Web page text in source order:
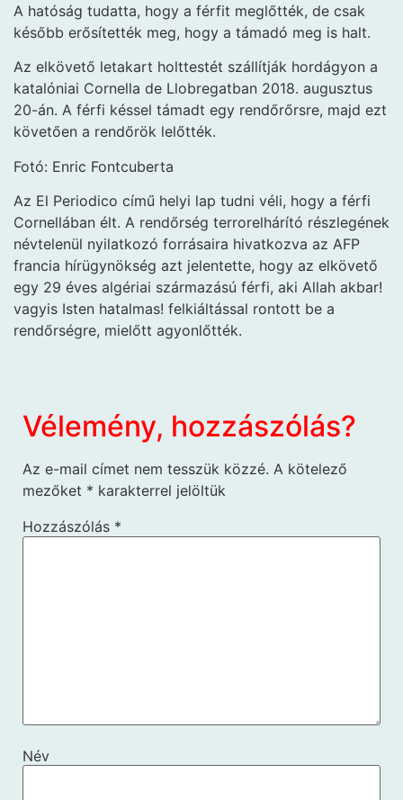
A hatóság tudatta, hogy a férfit meglőtték, de csak
később erősítették meg, hogy a támadó meg is halt.
Az elkövető letakart holttestét szállítják hordágyon a
katalóniai Cornella de Llobregatban 2018. augusztus
20-án. A férfi késsel támadt egy rendőrőrsre, majd ezt
követően a rendőrök lelőtték.
Fotó: Enric Fontcuberta
Az El Periodico című helyi lap tudni véli, hogy a férfi
Cornellában élt. A rendőrség terrorelhárító részlegének
névtelenül nyilatkozó forrásaira hivatkozva az AFP
francia hírügynökség azt jelentette, hogy az elkövető
egy 29 éves algériai származású férfi, aki Allah akbar!
vagyis Isten hatalmas! felkiáltással rontott be a
rendőrségre, mielőtt agyonlőtték.
Vélemény, hozzászólás?
Az e-mail címet nem tesszük közzé. A kötelező
mezőket * karakterrel jelöltük
Hozzászólás *
Név